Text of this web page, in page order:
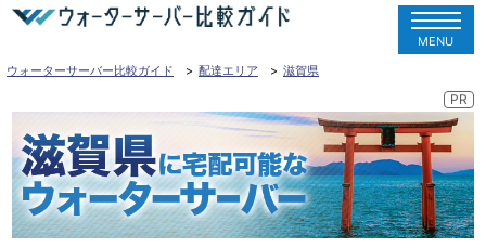
MENU
ウォーターサーバー比較ガイド
配達エリア 滋賀県